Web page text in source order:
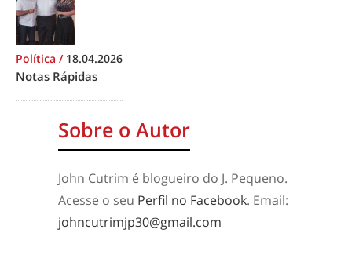
Política / 18.04.2026
Notas Rápidas
Sobre o Autor
John Cutrim é blogueiro do J. Pequeno.
Acesse o seu Perfil no Facebook. Email:
johncutrimjp30@gmail.com